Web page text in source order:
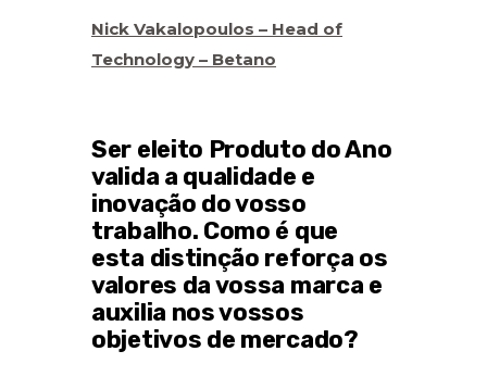
Nick Vakalopoulos – Head of
Technology – Betano
Ser eleito Produto do Ano
valida a qualidade e
inovação do vosso
trabalho. Como é que
esta distinção reforça os
valores da vossa marca e
auxilia nos vossos
objetivos de mercado?